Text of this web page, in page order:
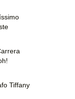
Tiffany